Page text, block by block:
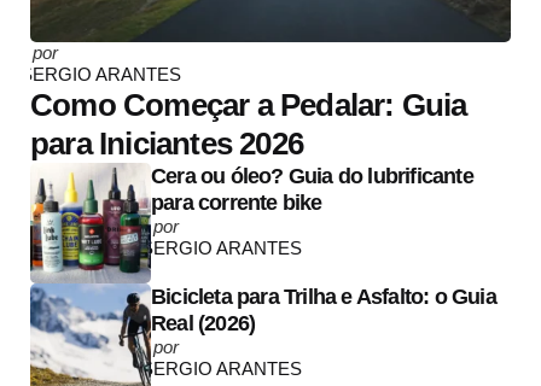
Posted
by
por
SERGIO ARANTES
Como Começar a Pedalar: Guia
para Iniciantes 2026
Cera ou óleo? Guia do lubrificante
para corrente bike
Posted
by
por
SERGIO ARANTES
Bicicleta para Trilha e Asfalto: o Guia
Real (2026)
Posted
by
por
SERGIO ARANTES